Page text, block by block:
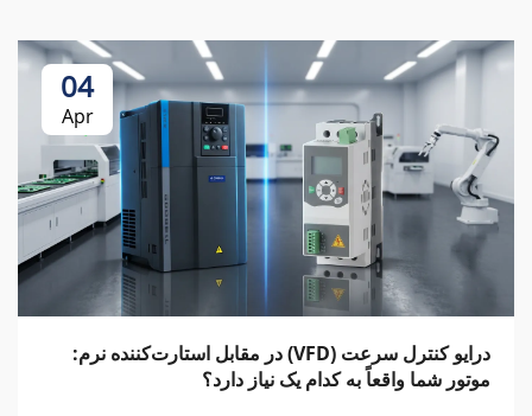
04
Apr
درایو کنترل سرعت (VFD) در مقابل استارت‌کننده نرم:
موتور شما واقعاً به کدام یک نیاز دارد؟